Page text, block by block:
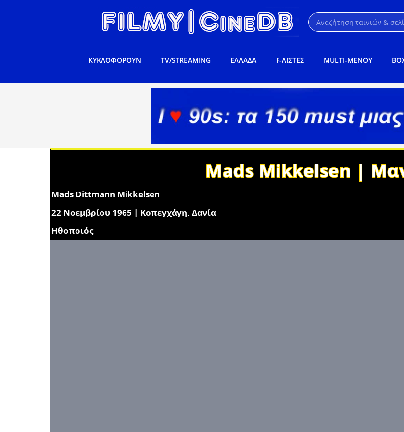
ΚΥΚΛΟΦΟΡΟΥΝ TV/STREAMING ΕΛΛΑΔΑ F-ΛΙΣΤΕΣ MULTI-ΜΕΝΟΥ
Mads Mikkelsen |
Mads Dittmann Mikkelsen
22 Νοεμβρίου 1965 | Κοπεγχάγη, Δανία
Ηθοποιός